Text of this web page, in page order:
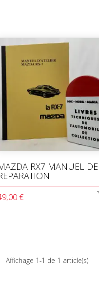
RX7 MANUEL DE
€
Affichage 1-1 de 1 article(s)